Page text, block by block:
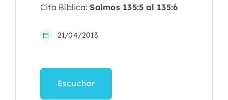
Cita Bíblica:Salmos 135:5 al 135:6
21/04/2013
Escuchar